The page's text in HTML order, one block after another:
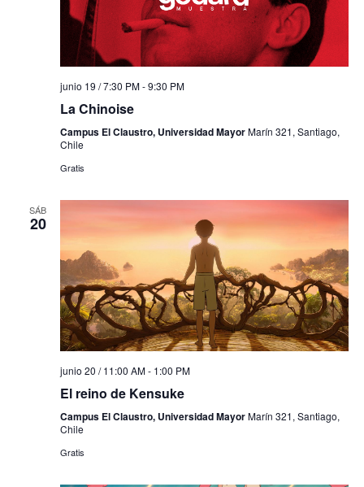
junio 19 / 7:30 PM-9:30 PM
La Chinoise
Campus El Claustro, Universidad MayorMarín 321, Santiago,
Chile
Gratis
SÁB
20
junio 20 / 11:00 AM- 1:00 PM
El reino de Kensuke
Campus El Claustro, Universidad MayorMarín 321, Santiago,
Chile
Gratis